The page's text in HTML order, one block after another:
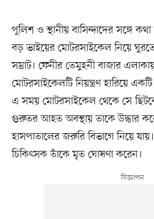
পুলিশ ও স্থানীয় বাসিন্দাদের সঙ্গে
বড় ভাইয়ের মোটরসাইকেল নিয়ে ঘুরতে
সম্রাট। ফেনীর তেমুহনী বাজার
মোটরসাইকেলটি নিয়ন্ত্রণ হারিয়ে একটি
এ সময় মোটরসাইকেল থেকে সে ছিটকে
গুরুতর আহত অবস্থায় তাকে উদ্ধার
হাসপাতালের জরুরি বিভাগে নিয়ে
চিকিৎসক তাঁকে মৃত ঘোষণা করেন।